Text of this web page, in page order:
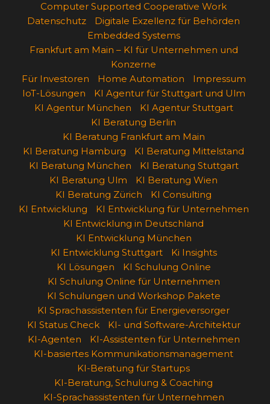
Computer Supported Cooperative Work
Datenschutz
Digitale Exzellenz für Behörden
Embedded Systems
Frankfurt am Main – KI für Unternehmen und
Konzerne
Für Investoren
Home Automation
Impressum
IoT-Lösungen
KI Agentur für Stuttgart und Ulm
KI Agentur München
KI Agentur Stuttgart
KI Beratung Berlin
KI Beratung Frankfurt am Main
KI Beratung Hamburg
KI Beratung Mittelstand
KI Beratung München
KI Beratung Stuttgart
KI Beratung Ulm
KI Beratung Wien
KI Beratung Zürich
KI Consulting
KI Entwicklung
KI Entwicklung für Unternehmen
KI Entwicklung in Deutschland
KI Entwicklung München
KI Entwicklung Stuttgart
Ki Insights
KI Lösungen
KI Schulung Online
KI Schulung Online für Unternehmen
KI Schulungen und Workshop Pakete
KI Sprachassistenten für Energieversorger
KI Status Check
KI- und Software-Architektur
KI-Agenten
KI-Assistenten für Unternehmen
KI-basiertes Kommunikationsmanagement
KI-Beratung für Startups
KI-Beratung, Schulung & Coaching
KI-Sprachassistenten für Unternehmen